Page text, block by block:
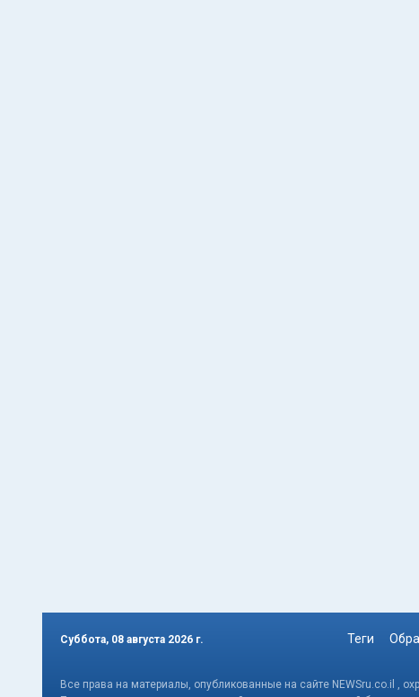
Суббота, 08 августа 2026 г. Теги
Все права на материалы, опубликованные на сайте NEWSru.co.il ,